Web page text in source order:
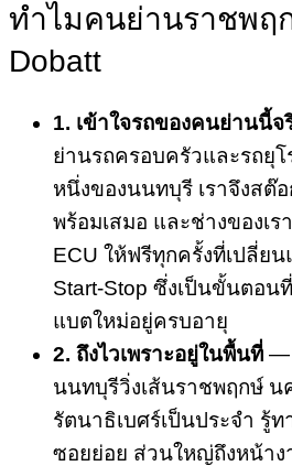
ทำไมคนย่านราชพฤ
Dobatt
1. เข้าใจรถของคนย่านนี้จ
ย่านรถครอบครัวและรถยุ
หนึ่งของนนทบุรี เราจึงสต๊
พร้อมเสมอ และช่างของเร
ECU ให้ฟรีทุกครั้งที่เปลี่ย
Start-Stop ซึ่งเป็นขั้นตอน
แบตใหม่อยู่ครบอายุ
2. ถึงไวเพราะอยู่ในพื้นที่ —
นนทบุรีวิ่งเส้นราชพฤกษ์
รัตนาธิเบศร์เป็นประจำ รู้
ซอยย่อย ส่วนใหญ่ถึงหน้า